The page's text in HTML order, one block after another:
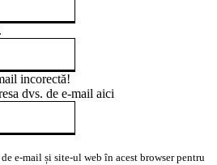
incorectă!
dvs. de e-mail aici
e-mail și site-ul web în acest browser pentru